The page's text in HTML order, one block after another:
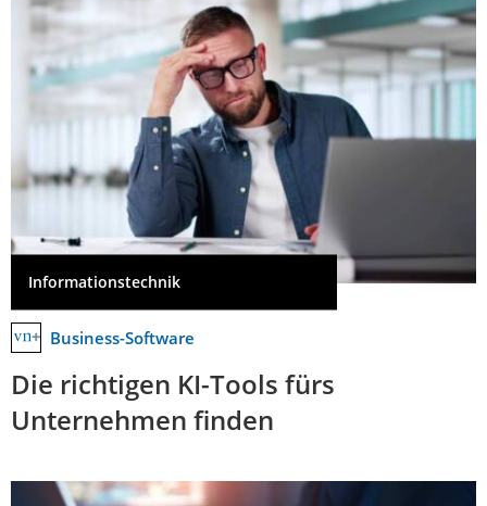
Informationstechnik
Business-Software
Die richtigen KI-Tools fürs
Unternehmen finden